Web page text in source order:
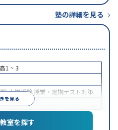
塾の詳細を見る
を見る
高1 ~ 3
大学受験 授業・定期テスト対策
室を探す